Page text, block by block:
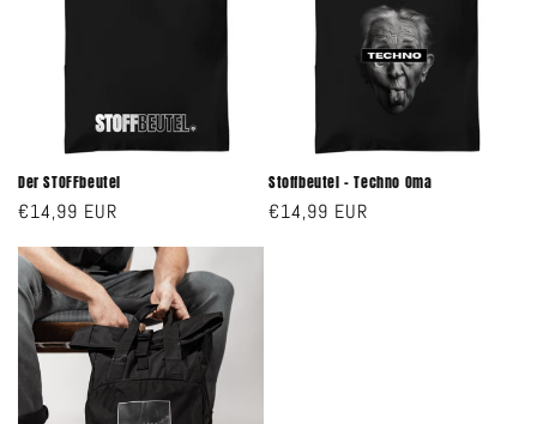
Der STOFFbeutel
Normaler
€14,99 EUR
Stoffbeutel - Techno Oma
Normaler
€14,99 EUR